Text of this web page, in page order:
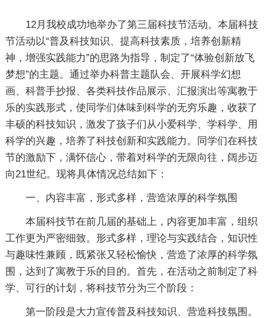
12月我校成功地举办了第三届科技节活动。本届科技
节活动以“普及科技知识、提高科技素质，培养创新精
神，增强实践能力”的思路为指导，制定了“体验创新放飞
梦想”的主题。通过举办科普主题队会、开展科学幻想
画、科普手抄报、各类科技作品展示、汇报演出等寓教于
乐的实践形式，使同学们体味到科学的无穷乐趣，收获了
丰硕的科技知识，激发了孩子们从小爱科学、学科学、用
科学的兴趣，培养了科技创新和实践能力。同学们在科技
节的激励下，满怀信心，带着对科学的无限向往，阔步迈
向21世纪。现将具体情况总结如下：
一、内容丰富，形式多样，营造浓厚的科学氛围
本届科技节在前几届的基础上，内容更加丰富，组织
工作更为严密细致。形式多样，理论与实践结合，知识性
与趣味性兼顾，既紧张又轻松愉快，营造了浓厚的科学氛
围，达到了寓教于乐的目的。首先，在活动之前制定了科
学、可行的计划，将科技节分为三个阶段：
第一阶段是大力宣传普及科技知识、营造科技氛围。